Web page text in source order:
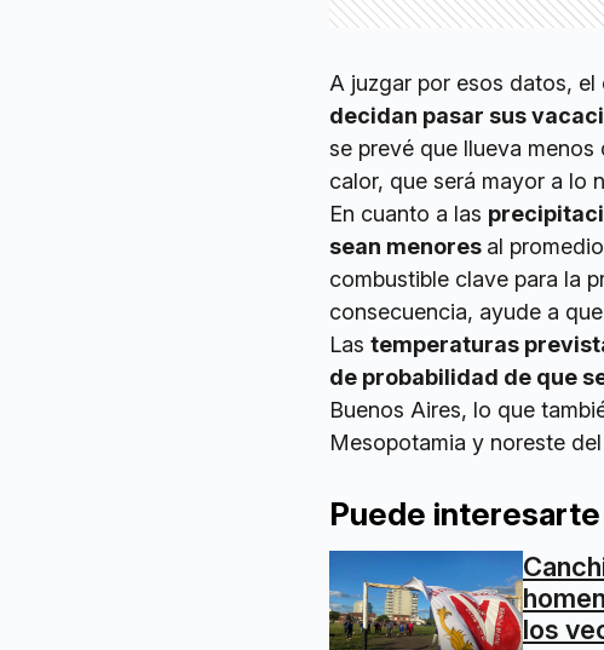
A juzgar por esos datos,
decidan pasar sus
se prevé que llueva
calor, que será mayor a lo
En cuanto a las
sean menores al
combustible clave para la
consecuencia, ayude a
Las temperaturas
de probabilidad de que
Buenos Aires, lo que
Mesopotamia y noreste del
Puede interesarte
los